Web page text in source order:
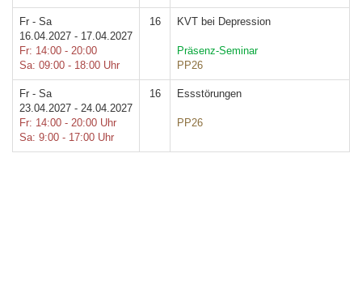
Fr - Sa
16.04.2027 - 17.04.2027
Fr: 14:00 - 20:00
Sa: 09:00 - 18:00 Uhr
16 KVT bei Depression
Präsenz-Seminar
PP26
Fr - Sa
23.04.2027 - 24.04.2027
Fr: 14:00 - 20:00 Uhr
Sa: 9:00 - 17:00 Uhr
16 Essstörungen
PP26